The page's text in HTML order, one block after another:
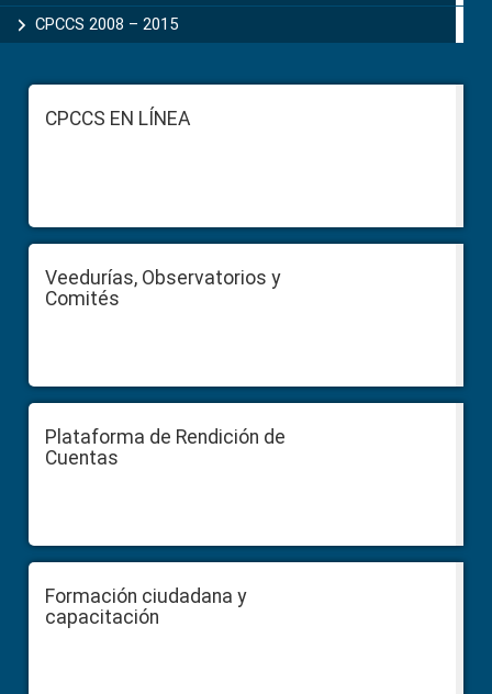
CPCCS 2008 – 2015
FooterCPCCS EN LÍNEA
Veedurías, Observatorios y
Comités
Plataforma de Rendición de
Cuentas
Formación ciudadana y
capacitación